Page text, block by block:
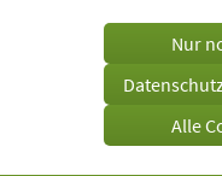
Nur
Alle